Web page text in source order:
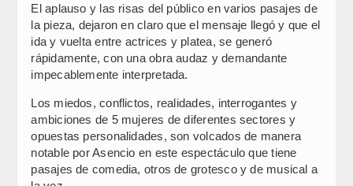
El aplauso y las risas del público en varios pasajes de
la pieza, dejaron en claro que el mensaje llegó y que el
ida y vuelta entre actrices y platea, se generó
rápidamente, con una obra audaz y demandante
impecablemente interpretada.
Los miedos, conflictos, realidades, interrogantes y
ambiciones de 5 mujeres de diferentes sectores y
opuestas personalidades, son volcados de manera
notable por Asencio en este espectáculo que tiene
pasajes de comedia, otros de grotesco y de musical a